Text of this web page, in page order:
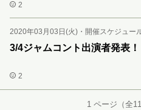
2
2020年03月03日(火) ・ 開催スケジュー
3/4ジャムコント出演者発表！
2
1 ページ（全